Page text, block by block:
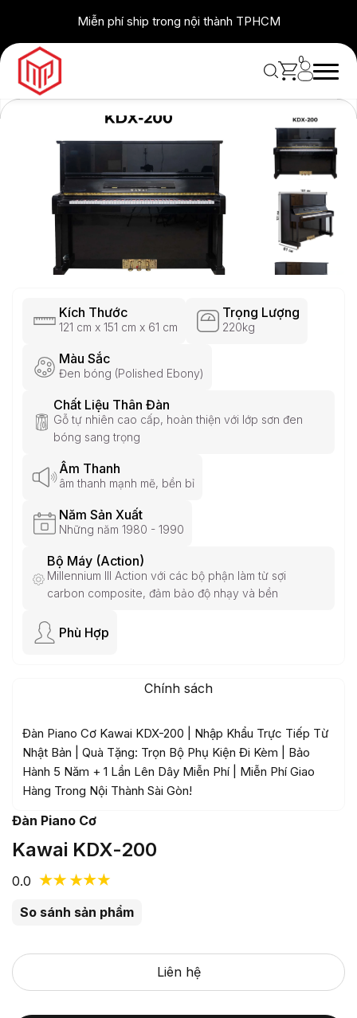
content
Miễn phí ship trong nội thành TPHCM
0
Kích Thước
121 cm x 151 cm x 61 cm
Trọng Lượng
220kg
Màu Sắc
Đen bóng (Polished Ebony)
Chất Liệu Thân Đàn
Gỗ tự nhiên cao cấp, hoàn thiện với lớp sơn đen
bóng sang trọng
Âm Thanh
âm thanh mạnh mẽ, bền bỉ
Năm Sản Xuất
Những năm 1980 - 1990
Bộ Máy (Action)
Millennium III Action với các bộ phận làm từ sợi
carbon composite, đảm bảo độ nhạy và bền
Phù Hợp
Chính sách
Đàn Piano Cơ Kawai KDX-200 | Nhập Khẩu Trực Tiếp Từ
Nhật Bản | Quà Tặng: Trọn Bộ Phụ Kiện Đi Kèm | Bảo
Hành 5 Năm + 1 Lần Lên Dây Miễn Phí | Miễn Phí Giao
Hàng Trong Nội Thành Sài Gòn!
Đàn Piano Cơ
Kawai KDX-200
0.0
So sánh sản phẩm
Liên hệ